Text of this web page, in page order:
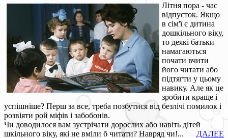
Літня пора - час
відпусток. Якщо
в сім'ї є дитина
дошкільного віку,
то деякі батьки
намагаються
почати вчити
його читати або
підтягти у цьому
навику. Але як це
зробити краще і
успішніше? Перш за все, треба позбутися від безлічі помилок і
розвіяти рой міфів і забобонів.
Чи доводилося вам зустрічати дорослих або навіть дітей
шкільного віку, які не вміли б читати? Навряд чи!...
ДАЛЕЕ